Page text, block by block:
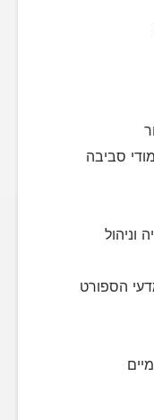
סביבה
וניהול
הספורט